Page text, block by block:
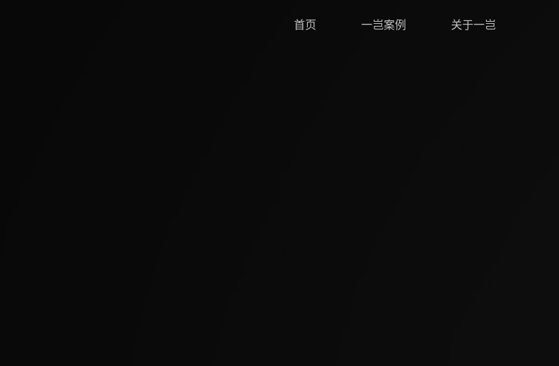
首页 一岂案例 关于一岂